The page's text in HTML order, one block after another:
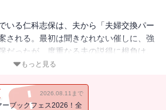
いる仁科志保は、夫から「夫婦交換パー
される。最初は聞きなれない催しに、強
だったが、度重なる夫の説得に根負け。
、しぶしぶパーティへの参加に同意す
は警戒感を隠さなかった志保であった
間的な魅力に惹かれついには夫婦間交際
もっと見る
2026.08.11まで
ーブックフェス2026！全